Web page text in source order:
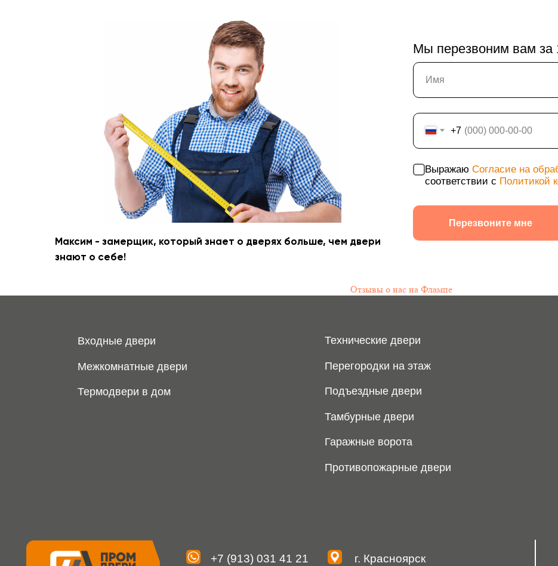
Максим - замерщик, который знает о дверях больше, чем двери
знают о себе!
Мы перезвоним вам за
+7
Выражаю Согласие на
соответствии с Политикой
Перезвоните мне
Отзывы о нас на Флампе
Юридическая информация: ИП Хвостов Алексей Александрович, ИНН 244602309980, ОГРНИП
Согласие на обработку персональных данных
ул. Мартынова, 30
Подъездные двери
Перегородки на этаж
Технические двери
Термодвери в дом
Межкомнатные двери
Входные двери